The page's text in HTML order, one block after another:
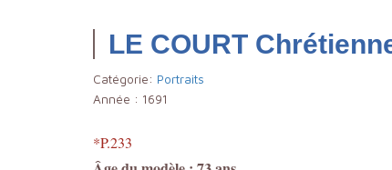
LE COURT
Catégorie: Portraits
Année : 1691
*P.233